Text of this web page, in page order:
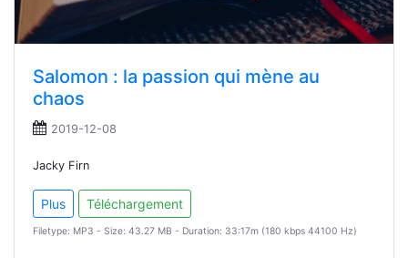
Salomon : la passion qui mène au
chaos
2019-12-08
Jacky Firn
Plus Téléchargement
Filetype: MP3 - Size: 43.27 MB - Duration: 33:17m (180 kbps 44100 Hz)